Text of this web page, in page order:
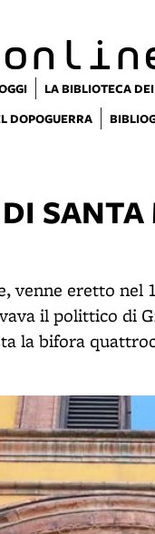
LA BIBLIOTECA
DOPOGUERRA
venne eretto nel
il polittico di
la bifora